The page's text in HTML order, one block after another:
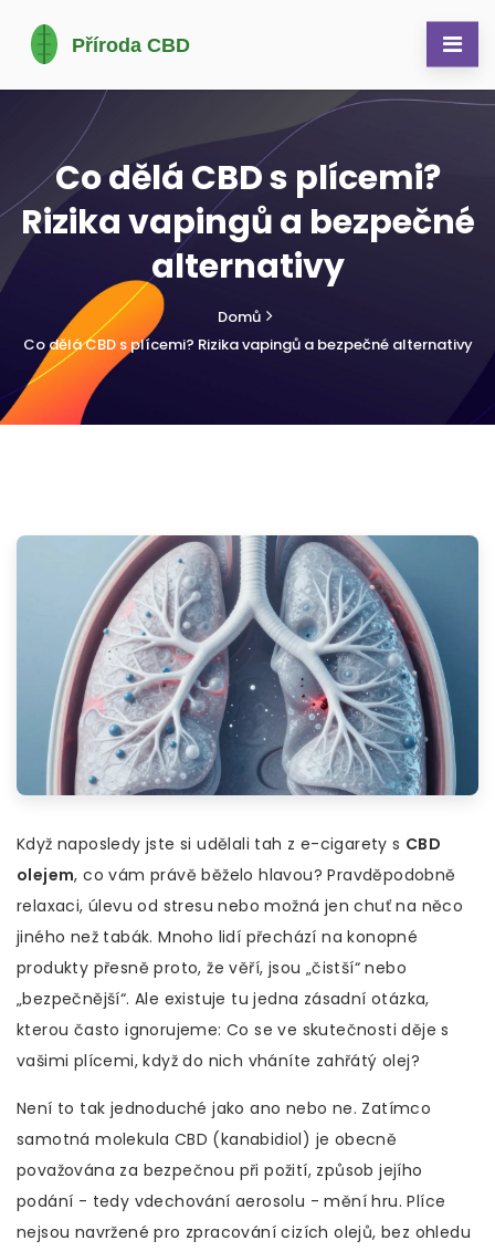
Co dělá CBD s plícemi?
Rizika vapingů a bezpečné
alternativy
Domů
Co dělá CBD s plícemi? Rizika vapingů a bezpečné alternativy
Když naposledy jste si udělali tah z e-cigarety s CBD
olejem, co vám právě běželo hlavou? Pravděpodobně
relaxaci, úlevu od stresu nebo možná jen chuť na něco
jiného než tabák. Mnoho lidí přechází na konopné
produkty přesně proto, že věří, jsou „čistší“ nebo
„bezpečnější“. Ale existuje tu jedna zásadní otázka,
kterou často ignorujeme: Co se ve skutečnosti děje s
vašimi plícemi, když do nich vháníte zahřátý olej?
Není to tak jednoduché jako ano nebo ne. Zatímco
samotná molekula CBD (kanabidiol) je obecně
považována za bezpečnou při požití, způsob jejího
podání - tedy vdechování aerosolu - mění hru. Plíce
nejsou navržené pro zpracování cizích olejů, bez ohledu